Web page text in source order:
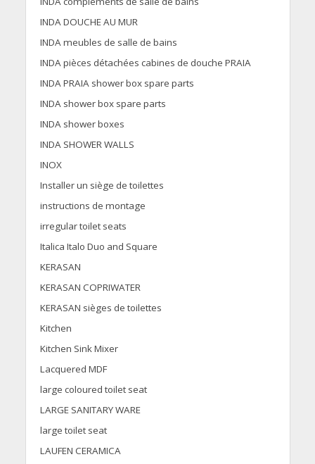
INDA DOUCHE AU MUR
INDA meubles de salle de bains
INDA pièces détachées cabines de douche PRAIA
INDA PRAIA shower box spare parts
INDA shower box spare parts
INDA shower boxes
INDA SHOWER WALLS
INOX
Installer un siège de toilettes
instructions de montage
irregular toilet seats
Italica Italo Duo and Square
KERASAN
KERASAN COPRIWATER
KERASAN sièges de toilettes
Kitchen
Kitchen Sink Mixer
Lacquered MDF
large coloured toilet seat
LARGE SANITARY WARE
large toilet seat
LAUFEN CERAMICA